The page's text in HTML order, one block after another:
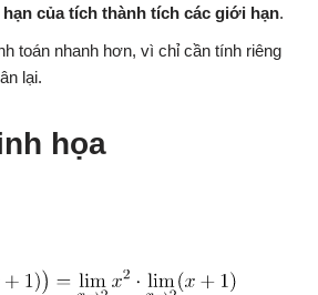
của tích thành tích các giới hạn.
toán nhanh hơn, vì chỉ cần tính riêng
lại.
họa